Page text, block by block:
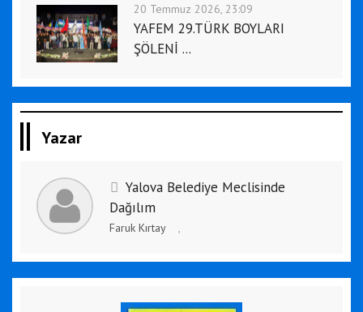
20 Temmuz 2026, 23:09
YAFEM 29.TÜRK BOYLARI
ŞÖLENİ ...
Yazar
Yalova Belediye Meclisinde
Dağılım
Faruk Kırtay ,